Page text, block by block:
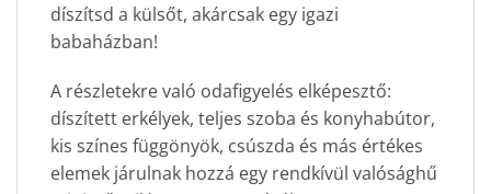
díszítsd a külsőt, akárcsak egy igazi
babaházban!
A részletekre való odafigyelés elképesztő:
díszített erkélyek, teljes szoba és konyhabútor,
kis színes függönyök, csúszda és más értékes
elemek járulnak hozzá egy rendkívül valósághű